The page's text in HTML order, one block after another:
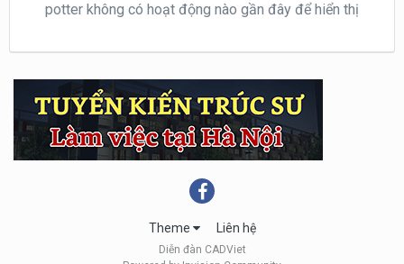
potter không có hoạt động nào gần đây để hiển thị
Theme Liên hệ
Diễn đàn CADViet